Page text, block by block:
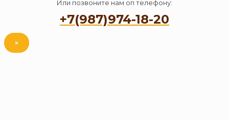
Или позвоните нам оп телефону:
+7(987)974-18-20
×